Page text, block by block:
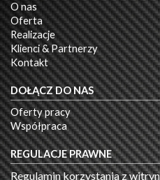
O nas
Oferta
Realizacje
Klienci & Partnerzy
Kontakt
DOŁĄCZ DO NAS
Oferty pracy
Współpraca
REGULACJE PRAWNE
Regulamin korzystania z